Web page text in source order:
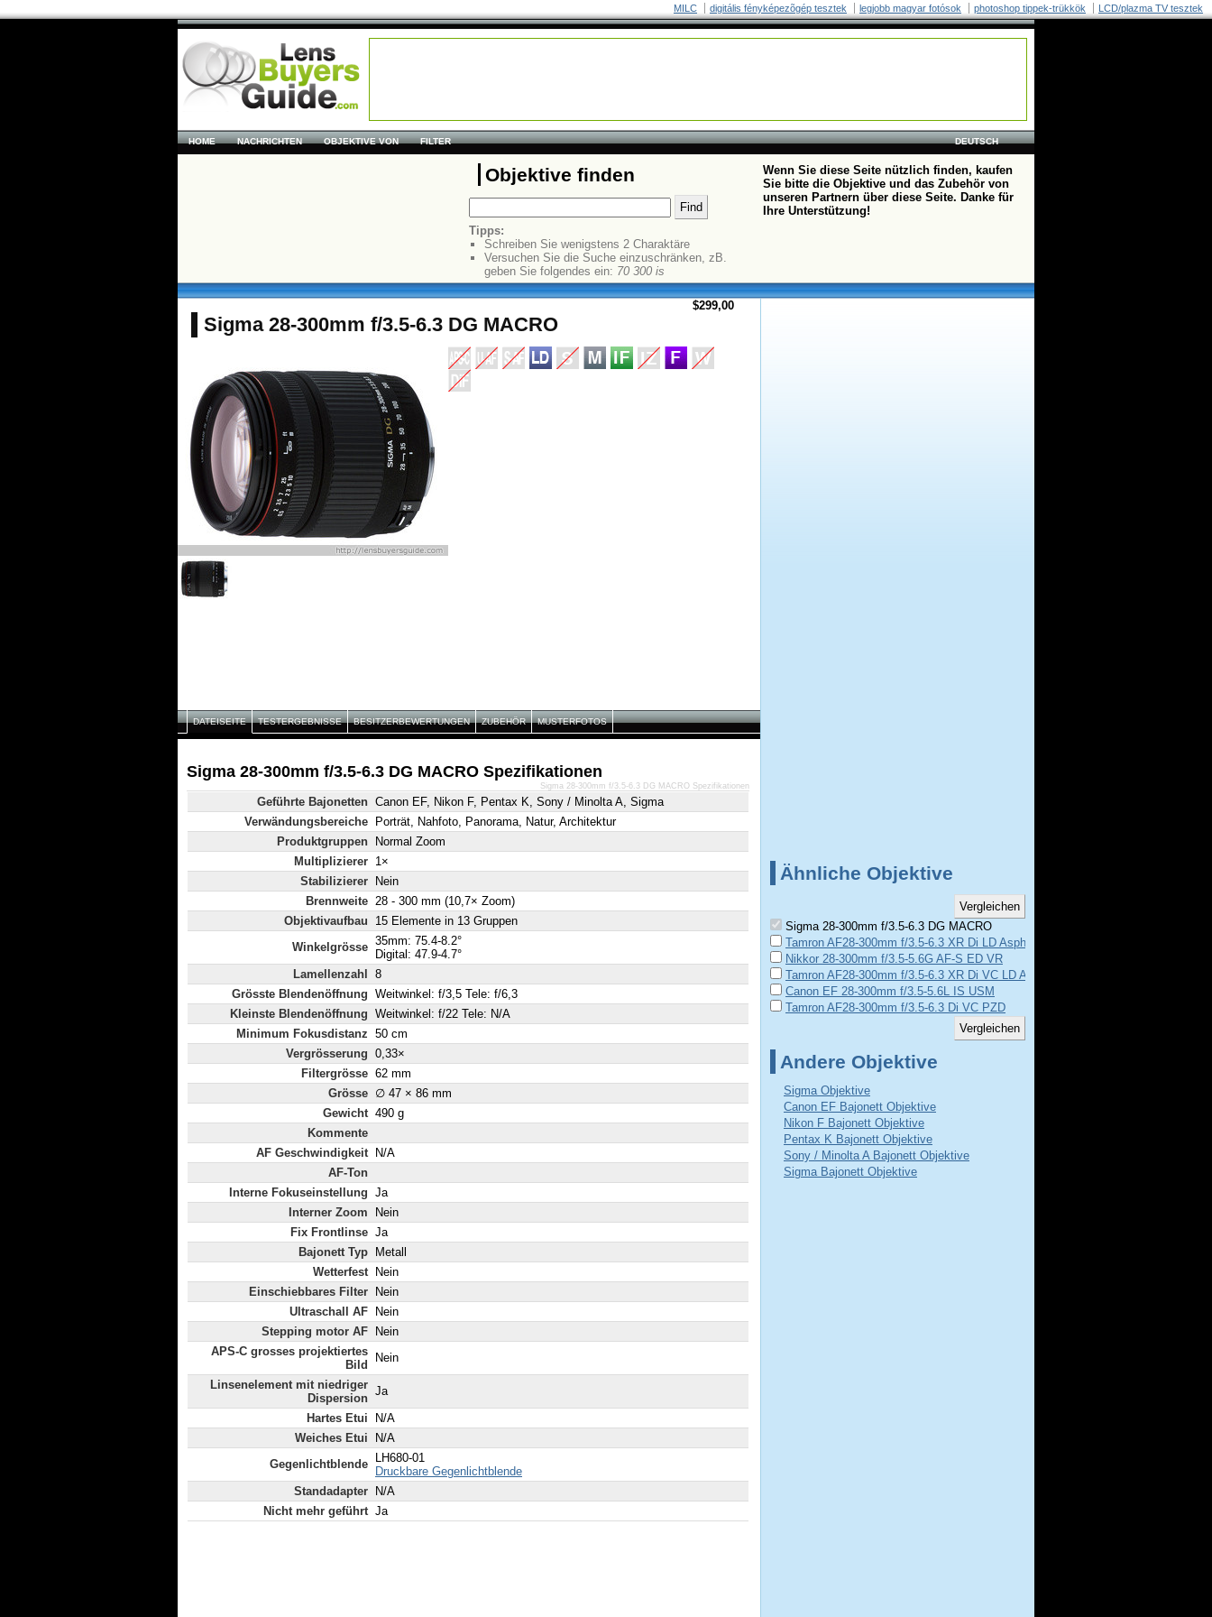
MILC digitális fényképezõgép tesztek legjobb magyar fotósok photoshop tippek-trükkök LCD/plazma TV tesztek
DEUTSCH
HOME NACHRICHTEN OBJEKTIVE VON FILTER
Objektive finden
Tipps:
Schreiben Sie wenigstens 2 Charaktäre
Versuchen Sie die Suche einzuschränken, zB.
geben Sie folgendes ein: 70 300 is
Wenn Sie diese Seite nützlich finden, kaufen
Sie bitte die Objektive und das Zubehör von
unseren Partnern über diese Seite. Danke für
Ihre Unterstützung!
$299,00
Sigma 28-300mm f/3.5-6.3 DG MACRO
DATEISEITE TESTERGEBNISSE BESITZERBEWERTUNGEN ZUBEHÖR MUSTERFOTOS
Sigma 28-300mm f/3.5-6.3 DG MACRO Spezifikationen
Geführte Bajonetten Canon EF, Nikon F, Pentax K, Sony / Minolta A, Sigma
Verwändungsbereiche
Porträt, Nahfoto, Panorama, Natur, Architektur
Produktgruppen
Normal Zoom
Multiplizierer 1×
Stabilizierer
Nein
Brennweite 28 - 300 mm (10,7× Zoom)
Objektivaufbau
15 Elemente in 13 Gruppen
Winkelgrösse 35mm: 75.4-8.2°
Digital: 47.9-4.7°
Lamellenzahl
8
Grösste Blendenöffnung Weitwinkel: f/3,5 Tele: f/6,3
Kleinste Blendenöffnung Weitwinkel: f/22 Tele: N/A
Minimum Fokusdistanz 50 cm
Vergrösserung 0,33×
Filtergrösse 62 mm
Grösse ∅ 47 × 86 mm
Gewicht 490 g
Kommente
AF Geschwindigkeit
N/A
AF-Ton
Interne Fokuseinstellung Ja
Interner Zoom
Nein
Fix Frontlinse Ja
Bajonett Typ
Metall
Wetterfest
Nein
Einschiebbares Filter
Nein
Ultraschall AF
Nein
Stepping motor AF
Nein
APS-C grosses projektiertes
Bild
Nein
Linsenelement mit niedriger
Dispersion
Ja
Hartes Etui
N/A
Weiches Etui
N/A
Gegenlichtblende
LH680-01
Druckbare Gegenlichtblende
Standadapter
N/A
Nicht mehr geführt Ja
Sigma 28-300mm f/3.5-6.3 DG MACRO Spezifikationen
Ähnliche Objektive
Sigma 28-300mm f/3.5-6.3 DG MACRO
Tamron AF28-300mm f/3.5-6.3 XR Di LD Aspherical
Nikkor 28-300mm f/3.5-5.6G AF-S ED VR
Tamron AF28-300mm f/3.5-6.3 XR Di VC LD Aspherical Macro
Canon EF 28-300mm f/3.5-5.6L IS USM
Tamron AF28-300mm f/3.5-6.3 Di VC PZD
Andere Objektive
Sigma Objektive
Canon EF Bajonett Objektive
Nikon F Bajonett Objektive
Pentax K Bajonett Objektive
Sony / Minolta A Bajonett Objektive
Sigma Bajonett Objektive